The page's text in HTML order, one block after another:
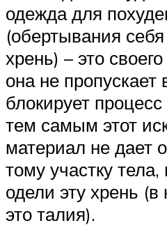
одежда для
(обертывания
хрень) – это
она не пропускает
блокирует
тем самым этот
материал не дает
тому участку
одели эту хрень
это талия).